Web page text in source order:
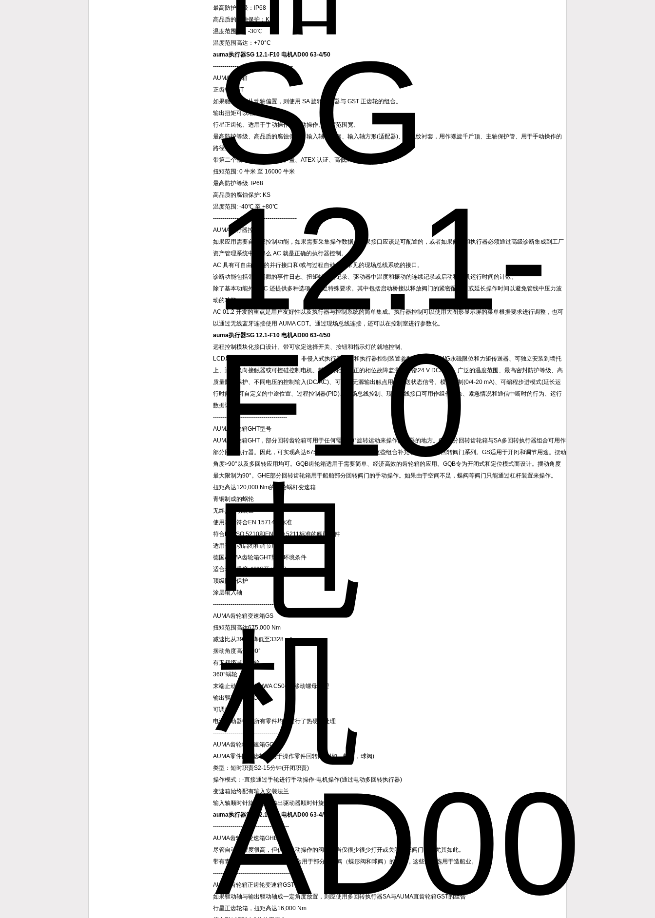
最高防护等级：IP68
高品质的腐蚀保护：KS
温度范围从：-30℃
温度范围高达：+70°C
auma执行器SG 12.1-F10 电机AD00 63-4/50
-----------------------------------------
AUMA变速箱
正齿轮 GST
如果驱动轴与从动轴偏置，则使用 SA 旋转驱动器与 GST 正齿轮的组合。
输出扭矩可以增加很多倍。
行星正齿轮、适用于手动操作和电动操作、温度范围宽、
最高防护等级、高品质的腐蚀保护、输入轴不锈钢、输入轴方形(适配器)、带螺纹衬套，用作螺旋千斤顶、主轴保护管、用于手动操作的
路径信号、
带第二个轴端，带或不带保护盖、ATEX 认证、高低温版、
扭矩范围: 0 牛米 至 16000 牛米
最高防护等级: IP68
高品质的腐蚀保护: KS
温度范围: -40℃ 至 +80℃
-------------------------------------------
AUMA执行器控制
如果应用需要自适应控制功能，如果需要采集操作数据，如果接口应该是可配置的，或者如果阀门和执行器必须通过高级诊断集成到工厂
资产管理系统中，那么 AC 就是正确的执行器控制。
AC 具有可自由配置的并行接口和/或与过程自动化中常见的现场总线系统的接口。
诊断功能包括带时间戳的事件日志、扭矩特性的记录、驱动器中温度和振动的连续记录或启动和电机运行时间的计数。
除了基本功能外，AC 还提供多种选项来满足特殊要求。其中包括启动桥接以释放阀门的紧密配合，或延长操作时间以避免管线中压力波
动的功能。
AC 01.2 开发的重点是用户友好性以及执行器与控制系统的简单集成。执行器控制可以使用大图形显示屏的菜单根据要求进行调整，也可
以通过无线蓝牙连接使用 AUMA CDT。通过现场总线连接，还可以在控制室进行参数化。
auma执行器SG 12.1-F10 电机AD00 63-4/50
远程控制模块化接口设计、带可锁定选择开关、按钮和指示灯的就地控制、
LCD显示屏显示状态和参数设置、非侵入式执行器设置和执行器控制装置参数化、连接MWG永磁限位和力矩传送器、可独立安装到墙托
上、通过换向接触器或可控硅控制电机、带自动相位纠正的相位故障监测、外部24 V DC电源、广泛的温度范围、最高密封防护等级、高
质量防腐保护、不同电压的控制输入(DC/AC)、可编程无源输出触点用于发送状态信号、模拟控制(0/4-20 mA)、可编程步进模式(延长运
行时间)、可自定义的中途位置、过程控制器(PID)、现场总线控制、现场总线接口可用作组件冗余、紧急情况和通信中断时的行为、运行
数据记录。
--------------------------------------
AUMA齿轮箱GHT型号
AUMA齿轮箱GHT，部分回转齿轮箱可用于任何需要90°旋转运动来操作闭塞器的地方。GS部分回转齿轮箱与SA多回转执行器组合可用作
部分回转执行器。因此，可实现高达675,000 Nm的额定扭矩。这些组合补充了SQ型部分回转阀门系列。GS适用于开闭和调节用途。摆动
角度>90°以及多回转应用均可。GQB齿轮箱适用于需要简单、经济高效的齿轮箱的应用。GQB专为开闭式和定位模式而设计。摆动角度
最大限制为90°。GHE部分回转齿轮箱用于船舶部分回转阀门的手动操作。如果由于空间不足，蝶阀等阀门只能通过杠杆装置来操作。
扭矩高达120,000 Nm的蜗轮蜗杆变速箱
青铜制成的蜗轮
无终点止动装置
使用寿命符合EN 15714-2标准
符合EN ISO 5210和EN ISO 5211标准的阀门附件
适用于电动启闭和调节用途
德国AUMA齿轮箱GHT型号环境条件
适合环境温度-40°C至+80°C
顶级防腐保护
涂层输入轴
-----------------------------------
AUMA齿轮箱变速箱GS
扭矩范围高达675,000 Nm
减速比从39：1降低至3328：1
摆动角度高达190°
有无初级减速齿轮
360°蜗轮
末端止动件符合AWWA C504的移动螺母原理
输出驱动符合ISO标准
可调挡块
电源驱动器中的所有零件均已进行了热硬化处理
------------------------------------
AUMA齿轮箱变速箱GQB
AUMA零件回转齿轮箱用于操作零件回转阀(例如，蝶阀，球阀)
类型：短时职责S2-15分钟(开闭职责)
操作模式：-直接通过手轮进行手动操作-电机操作(通过电动多回转执行器)
变速箱始终配有输入安装法兰
输入轴顺时针旋转导致输出驱动器顺时针旋转
auma执行器SG 12.1-F10 电机AD00 63-4/50
---------------------------------------
AUMA齿轮箱变速箱GHE
尽管自动化程度很高，但仍有手动操作的阀门。当仅很少很少打开或关闭相应阀门时，尤其如此。
带有青铜外壳的GHE系列非常适合用于部分转向阀（蝶形阀和球阀）的操作，这些阀优选用于造船业。
-----------------------------------------
AUMA齿轮箱正齿轮变速箱GST
如果驱动轴与输出驱动轴成一定角度放置，则应使用多回转执行器SA与AUMA直齿轮箱GST的组合
行星正齿轮箱，扭矩高达16,000 Nm